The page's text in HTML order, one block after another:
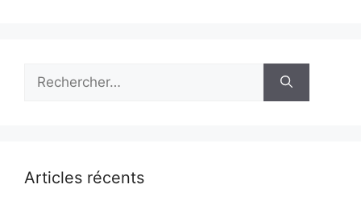
Articles récents